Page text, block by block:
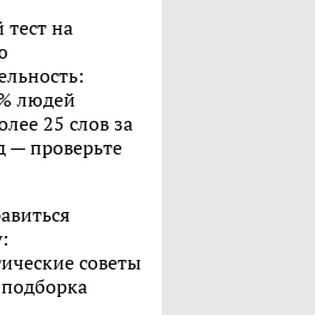
на
людей
25 слов за
— проверьте
советы